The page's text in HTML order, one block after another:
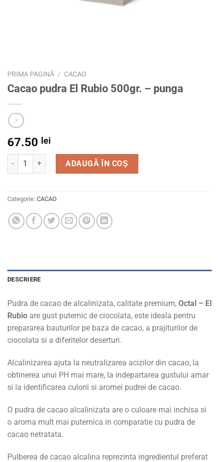
PRIMA PAGINĂ / CACAO
Cacao pudra El Rubio 500gr. – punga
67.50 lei
Cantitate Cacao pudra El Rubio 500gr. – punga
ADAUGĂ ÎN COȘ
Categorie: CACAO
DESCRIERE
Pudra de cacao de alcalinizata, calitate premium, Octal – El
Rubio are gust puternic de ciocolata, este ideala pentru
prepararea bauturilor pe baza de cacao, a prajiturilor de
ciocolata si a diferitelor deserturi.
Alcalinizarea ajuta la neutralizarea acizilor din cacao, la
obtinerea unui PH mai mare, la indepartarea gustului amar
si la identificarea culorii si aromei pudrei de cacao.
O pudra de cacao alcalinizata are o culoare mai inchisa si
o aroma mult mai puternica in comparatie cu pudra de
cacao netratata.
Pulberea de cacao alcalina reprezinta ingredientul preferat